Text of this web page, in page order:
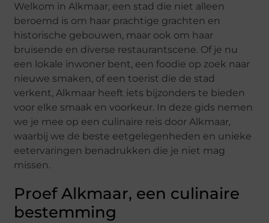
Welkom in Alkmaar, een stad die niet alleen
beroemd is om haar prachtige grachten en
historische gebouwen, maar ook om haar
bruisende en diverse restaurantscene. Of je nu
een lokale inwoner bent, een foodie op zoek naar
nieuwe smaken, of een toerist die de stad
verkent, Alkmaar heeft iets bijzonders te bieden
voor elke smaak en voorkeur. In deze gids nemen
we je mee op een culinaire reis door Alkmaar,
waarbij we de beste eetgelegenheden en unieke
eetervaringen benadrukken die je niet mag
missen.
Proef Alkmaar, een culinaire
bestemming